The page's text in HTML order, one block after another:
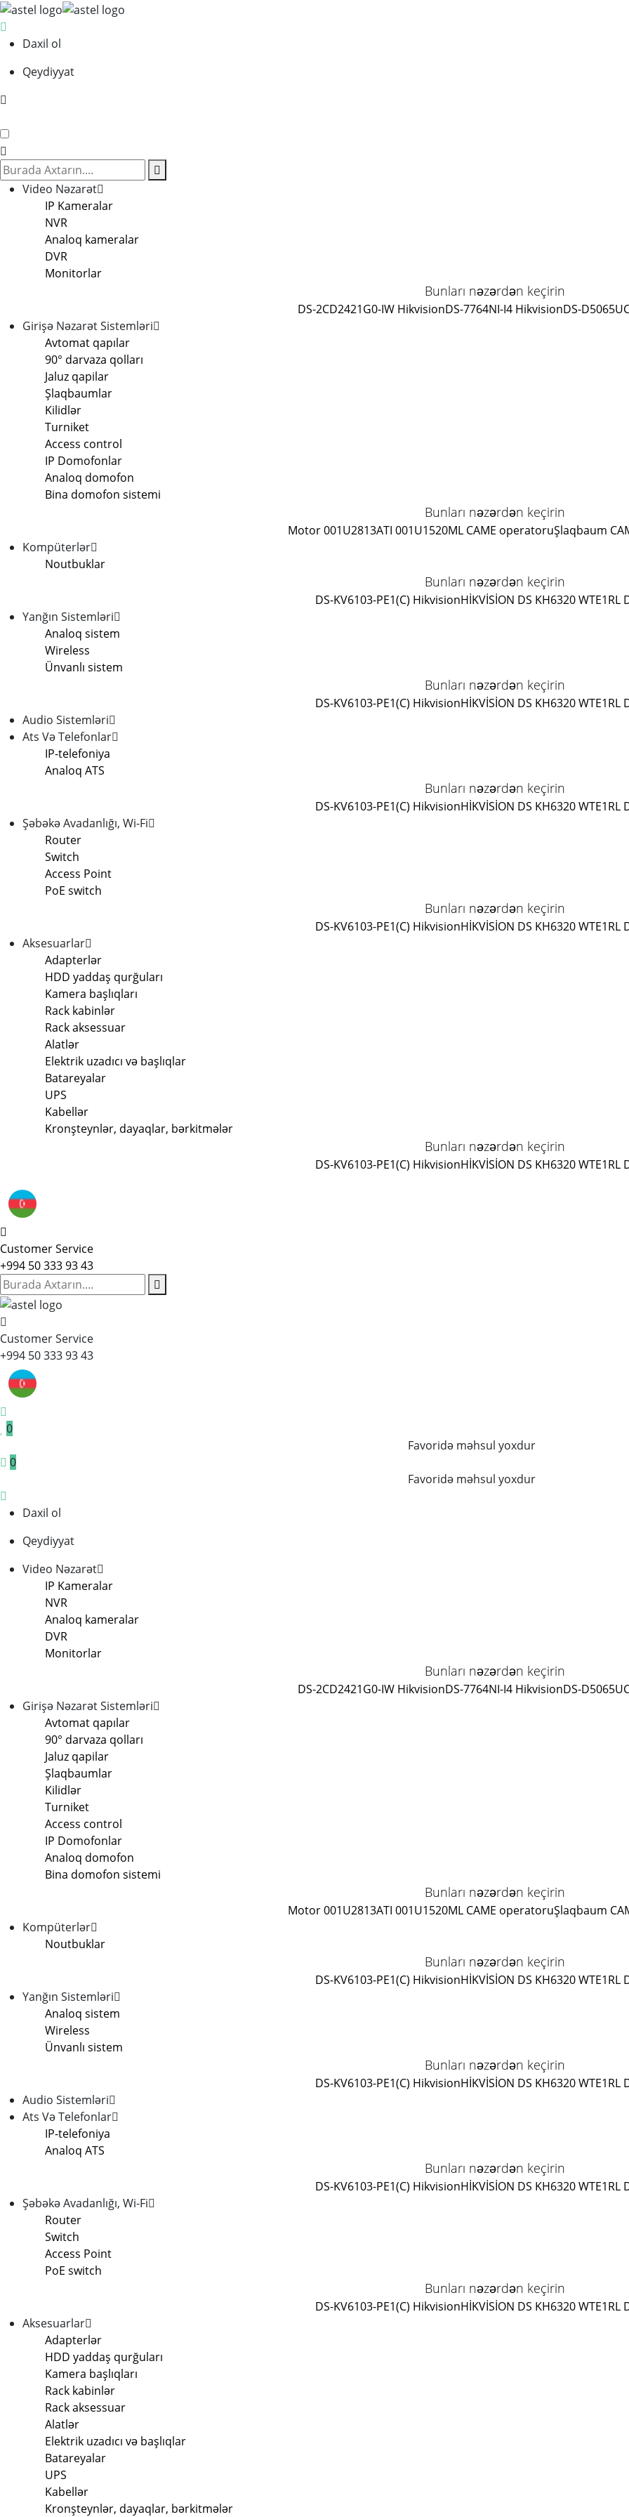
Daxil ol
Qeydiyyat
Video Nəzarət
IP Kameralar
NVR
Analoq kameralar
DVR
Monitorlar
Bunları nəzərdən keçirin
DS-2CD2421G0-IW HikvisionDS-7764NI-I4 HikvisionDS-
Girişə Nəzarət Sistemləri
Avtomat qapılar
90° darvaza qolları
Jaluz qapilar
Şlaqbaumlar
Kilidlər
Turniket
Access control
IP Domofonlar
Analoq domofon
Bina domofon sistemi
Bunları nəzərdən keçirin
Motor 001U2813ATI 001U1520ML CAME operatoruŞlaqbaum
Kompüterlər
Noutbuklar
Bunları nəzərdən keçirin
DS-KV6103-PE1(C) HikvisionHİKVİSİON DS KH6320 WTE1RL
Yanğın Sistemləri
Analoq sistem
Wireless
Ünvanlı sistem
Bunları nəzərdən keçirin
DS-KV6103-PE1(C) HikvisionHİKVİSİON DS KH6320 WTE1RL
Audio Sistemləri
Ats Və Telefonlar
IP-telefoniya
Analoq ATS
Bunları nəzərdən keçirin
DS-KV6103-PE1(C) HikvisionHİKVİSİON DS KH6320 WTE1RL
Şəbəkə Avadanlığı, Wi-Fi
Router
Switch
Access Point
PoE switch
Bunları nəzərdən keçirin
DS-KV6103-PE1(C) HikvisionHİKVİSİON DS KH6320 WTE1RL
Aksesuarlar
Adapterlər
HDD yaddaş qurğuları
Kamera başlıqları
Rack kabinlər
Rack aksessuar
Alatlər
Elektrik uzadıcı və başlıqlar
Batareyalar
UPS
Kabellər
Kronşteynlər, dayaqlar, bərkitmələr
Bunları nəzərdən keçirin
DS-KV6103-PE1(C) HikvisionHİKVİSİON DS KH6320 WTE1RL
Customer Service
+994 50 333 93 43
Customer Service
+994 50 333 93 43
0
Favoridə məhsul yoxdur
0
Favoridə məhsul yoxdur
Daxil ol
Qeydiyyat
Video Nəzarət
IP Kameralar
NVR
Analoq kameralar
DVR
Monitorlar
Bunları nəzərdən keçirin
DS-2CD2421G0-IW HikvisionDS-7764NI-I4 HikvisionDS-
Girişə Nəzarət Sistemləri
Avtomat qapılar
90° darvaza qolları
Jaluz qapilar
Şlaqbaumlar
Kilidlər
Turniket
Access control
IP Domofonlar
Analoq domofon
Bina domofon sistemi
Bunları nəzərdən keçirin
Motor 001U2813ATI 001U1520ML CAME operatoruŞlaqbaum
Kompüterlər
Noutbuklar
Bunları nəzərdən keçirin
DS-KV6103-PE1(C) HikvisionHİKVİSİON DS KH6320 WTE1RL
Yanğın Sistemləri
Analoq sistem
Wireless
Ünvanlı sistem
Bunları nəzərdən keçirin
DS-KV6103-PE1(C) HikvisionHİKVİSİON DS KH6320 WTE1RL
Audio Sistemləri
Ats Və Telefonlar
IP-telefoniya
Analoq ATS
Bunları nəzərdən keçirin
DS-KV6103-PE1(C) HikvisionHİKVİSİON DS KH6320 WTE1RL
Şəbəkə Avadanlığı, Wi-Fi
Router
Switch
Access Point
PoE switch
Bunları nəzərdən keçirin
DS-KV6103-PE1(C) HikvisionHİKVİSİON DS KH6320 WTE1RL
Aksesuarlar
Adapterlər
HDD yaddaş qurğuları
Kamera başlıqları
Rack kabinlər
Rack aksessuar
Alatlər
Elektrik uzadıcı və başlıqlar
Batareyalar
UPS
Kabellər
Kronşteynlər, dayaqlar, bərkitmələr